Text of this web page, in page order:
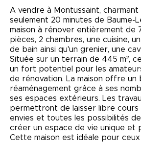
A vendre à Montussaint, charmant
seulement 20 minutes de Baume-
maison à rénover entièrement de
pièces, 2 chambres, une cuisine,
de bain ainsi qu'un grenier, une
Située sur un terrain de 445 m²,
un fort potentiel pour les
de rénovation. La maison offre un
réaménagement grâce à ses
ses espaces extérieurs. Les
permettront de laisser libre cours
envies et toutes les possibilités
créer un espace de vie unique et
Cette maison est idéale pour